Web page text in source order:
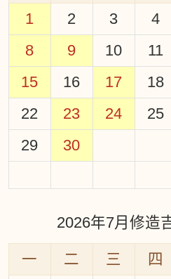
1 2 3 4
8
9 10 11
15
16 17 18
22
23 24 25
29
30
2026年7月修造
一 二 三 四